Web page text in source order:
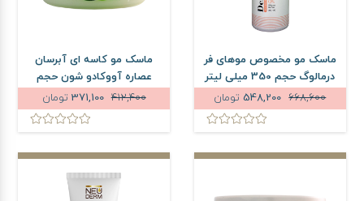
ماسک مو مخصوص موهای فر
درمالوگ حجم 350 میلی لیتر
668,600
تومان
ماسک مو کاسه ای آبرسان
عصاره آووکادو شون حجم
300 میلی لیتر
412,400
371,100 تومان